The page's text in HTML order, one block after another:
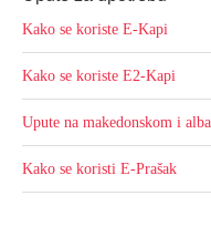
Kako se koriste E-Kapi
Kako se koriste E2-Kapi
Upute na makedonskom i
Kako se koristi E-Prašak